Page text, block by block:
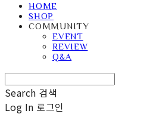
HOME
SHOP
COMMUNITY
EVENT
REVIEW
Q&A
Search 검색
Log In 로그인